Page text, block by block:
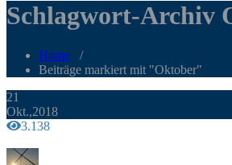
Schlagwort-Archiv
Home /
Beiträge markiert mit "Oktober"
21
Okt.,2018
3.138